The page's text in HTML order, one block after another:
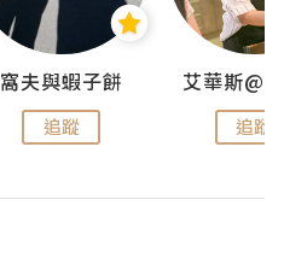
窩夫與蝦子餅
追蹤 追蹤